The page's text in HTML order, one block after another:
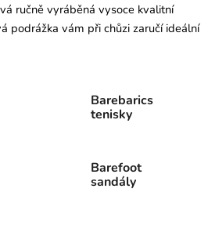
ručně vyráběná vysoce kvalitní
podrážka vám při chůzi zaručí ideální
Barebarics
tenisky
Barefoot
sandály